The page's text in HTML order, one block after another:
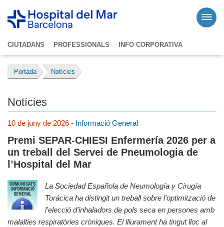
CIUTADANS PROFESSIONALS INFO CORPORATIVA
Portada Notícies
Notícies
10 de juny de 2026 - Informació General
Premi SEPAR-CHIESI Enfermería 2026 per a
un treball del Servei de Pneumologia de
l’Hospital del Mar
La Sociedad Española de Neumología y Cirugía
Torácica ha distingit un treball sobre l'optimització de
l'elecció d'inhaladors de pols seca en persones amb
malalties respiratòries cròniques. El lliurament ha tingut lloc al